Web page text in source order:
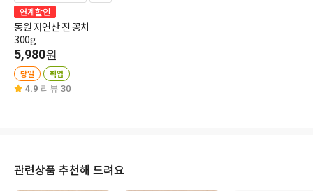
연계할인
동원 자연산 진 꽁치
300g
5,980원
당일 픽업
4.9 리뷰 30
관련상품 추천해 드려요